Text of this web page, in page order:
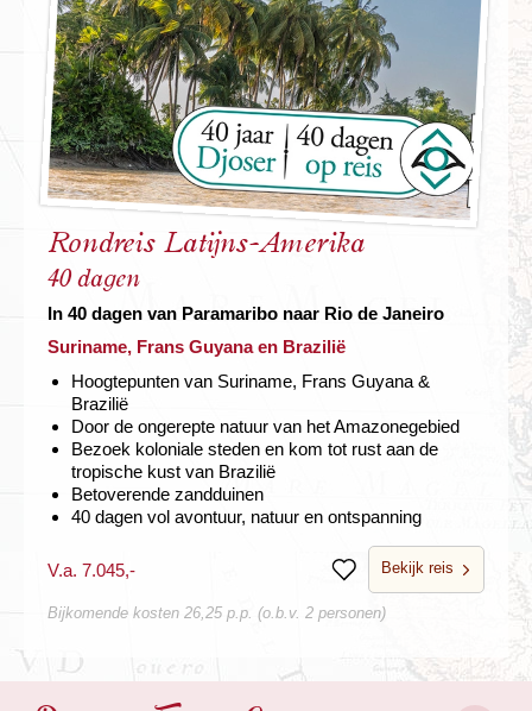
Rondreis Latijns-Amerika
40 dagen
In 40 dagen van Paramaribo naar Rio de Janeiro
Suriname, Frans Guyana en Brazilië
Hoogtepunten van Suriname, Frans Guyana &
Brazilië
Door de ongerepte natuur van het Amazonegebied
Bezoek koloniale steden en kom tot rust aan de
tropische kust van Brazilië
Betoverende zandduinen
40 dagen vol avontuur, natuur en ontspanning
V.a. 7.045,- BewarenBekijk reis
Bijkomende kosten 26,25 p.p. (o.b.v. 2 personen)